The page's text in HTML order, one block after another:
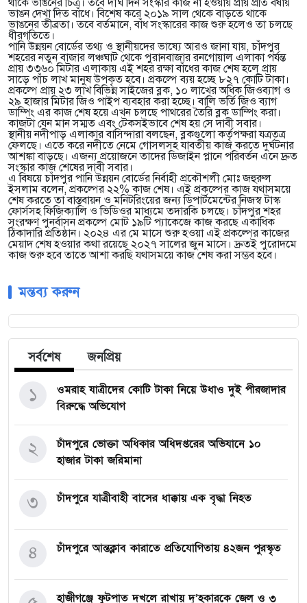
থাকে ভাঙনের চিত্র। তবে দীর্ঘ দিন সংস্কার কাজ না হওয়ায় প্রায় প্রতি বর্ষায়
ভাঙন দেখা দিত বাঁধে। বিশেষ করে ২০১৯ সাল থেকে বাড়তে থাকে
ভাঙনের তীব্রতা। তবে বর্তমানে, বাঁধ সংস্কারের কাজ শুরু হলেও তা চলছে
ধীরগতিতে।
পানি উন্নয়ন বোর্ডের তথ্য ও স্থানীয়দের ভাষ্যে আরও জানা যায়, চাঁদপুর
শহরের নতুন বাজার লঞ্চঘাট থেকে পুরানবাজার রনগোয়াল এলাকা পর্যন্ত
প্রায় ৩৩৬০ মিটার এলাকায় এই শহর রক্ষা বাঁধের কাজ শেষ হলে প্রায়
সাড়ে পাঁচ লাখ মানুষ উপকৃত হবে। প্রকল্পে ব্যয় হচ্ছে ৮২৭ কোটি টাকা।
প্রকল্পে প্রায় ২৩ লাখ বিভিন্ন সাইজের ব্লক, ১০ লাখের অধিক জিওব্যাগ ও
২৯ হাজার মিটার জিও পাইপ ব্যবহার করা হচ্ছে। বালি ভর্তি জিও ব্যাগ
ডাম্পিং এর কাজ শেষ হয়ে এখন চলছে পাথরের তৈরি ব্লক ডাম্পিং করা।
কাজটা যেন মান সম্মত এবং টেকসইভাবে শেষ হয় সে দাবী সবার।
স্থানীয় নদীপাড় এলাকার বাসিন্দারা বলছেন, ব্লকগুলো কর্তৃপক্ষরা যত্রতত্র
ফেলছে। এতে করে নদীতে নেমে গোসলসহ যাবতীয় কাজ করতে দুর্ঘটনার
আশঙ্কা বাড়ছে। এজন্য প্রয়োজনে তাদের ডিজাইন প্লানে পরিবর্তন এনে দ্রুত
সংস্কার কাজ শেষের দাবী সবার।
এ বিষয়ে চাঁদপুর পানি উন্নয়ন বোর্ডের নির্বাহী প্রকৌশলী মোঃ জহুরুল
ইসলাম বলেন, প্রকল্পের ২২% কাজ শেষ। এই প্রকল্পের কাজ যথাসময়ে
শেষ করতে তা বাস্তবায়ন ও মনিটরিংয়ের জন্য ডিপার্টমেন্টের নিজস্ব টাস্ক
ফোর্সসহ ফিজিক্যালি ও ভিডিওর মাধ্যমে তদারকি চলছে। চাঁদপুর শহর
সংরক্ষণ পুনর্বাসন প্রকল্পে মোট ১৯টি প্যাকেজে কাজ করছে একাধিক
ঠিকাদারি প্রতিষ্ঠান। ২০২৪ এর মে মাসে শুরু হওয়া এই প্রকল্পের কাজের
মেয়াদ শেষ হওয়ার কথা রয়েছে ২০২৭ সালের জুন মাসে। দ্রুতই পুরোদমে
কাজ শুরু হবে তাতে আশা করছি যথাসময়ে কাজ শেষ করা সম্ভব হবে।
মন্তব্য করুন
সর্বশেষ জনপ্রিয়
ওমরাহ যাত্রীদের কোটি টাকা নিয়ে উধাও দুই পীরজাদার
বিরুদ্ধে অভিযোগ
১
চাঁদপুরে ভোক্তা অধিকার অধিদপ্তরের অভিযানে ১০
হাজার টাকা জরিমানা
২
চাঁদপুরে যাত্রীবাহী বাসের ধাক্কায় এক বৃদ্ধা নিহত
৩
চাঁদপুরে আন্তক্লাব কারাতে প্রতিযোগিতায় ৪২জন পুরস্কৃত
৪
হাজীগঞ্জে ফুটপাত দখলে রাখায় দু’হকারকে জেল ও ৩